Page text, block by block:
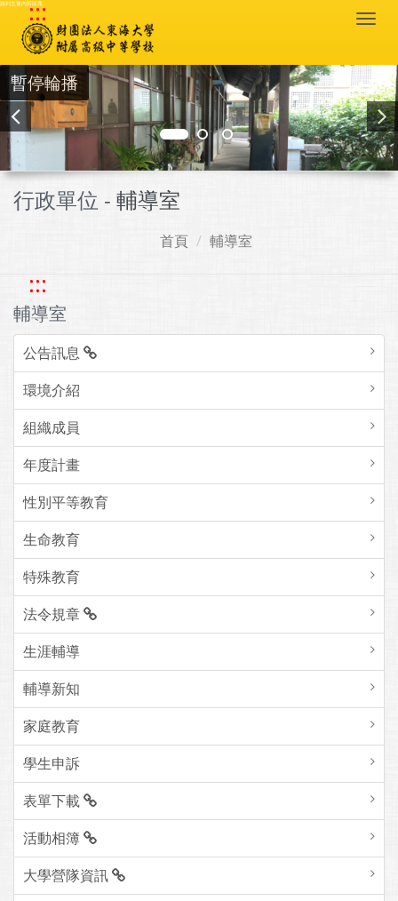
跳到主要內容區塊
:::
暫停輪播
行政單位 - 輔導室
首頁 輔導室
:::
輔導室
公告訊息
環境介紹
組織成員
年度計畫
性別平等教育
生命教育
特殊教育
法令規章
生涯輔導
輔導新知
家庭教育
學生申訴
表單下載
活動相簿
大學營隊資訊